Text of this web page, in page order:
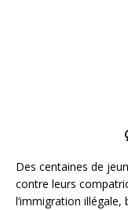
Des centaines de
contre leurs
l’immigration